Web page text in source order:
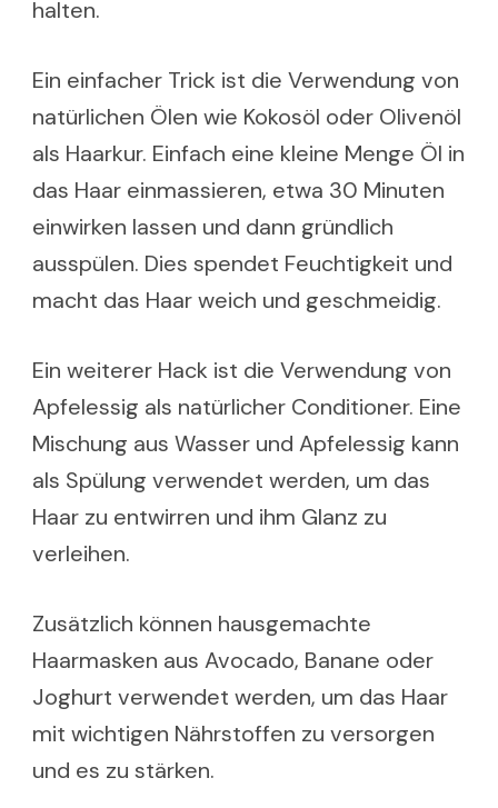
halten.
Ein einfacher Trick ist die Verwendung von
natürlichen Ölen wie Kokosöl oder Olivenöl
als Haarkur. Einfach eine kleine Menge Öl in
das Haar einmassieren, etwa 30 Minuten
einwirken lassen und dann gründlich
ausspülen. Dies spendet Feuchtigkeit und
macht das Haar weich und geschmeidig.
Ein weiterer Hack ist die Verwendung von
Apfelessig als natürlicher Conditioner. Eine
Mischung aus Wasser und Apfelessig kann
als Spülung verwendet werden, um das
Haar zu entwirren und ihm Glanz zu
verleihen.
Zusätzlich können hausgemachte
Haarmasken aus Avocado, Banane oder
Joghurt verwendet werden, um das Haar
mit wichtigen Nährstoffen zu versorgen
und es zu stärken.